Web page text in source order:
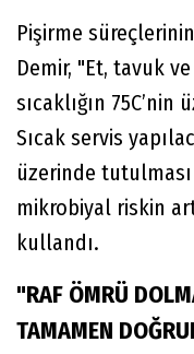
Pişirme
Demir, "Et, tavuk
sıcaklığın
Sıcak servis
üzerinde tutulması
mikrobiyal riskin
kullandı.
"RAF ÖMRÜ
TAMAMEN